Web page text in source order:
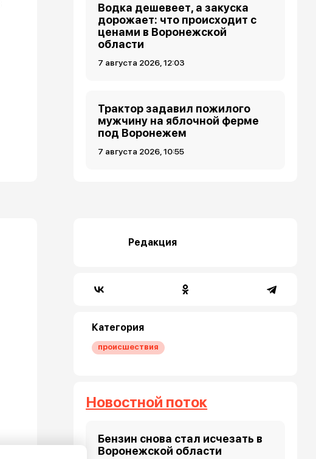
Водка дешевеет, а закуска
дорожает: что происходит с
ценами в Воронежской
области
7 августа 2026, 12:03
Трактор задавил пожилого
мужчину на яблочной ферме
под Воронежем
7 августа 2026, 10:55
Редакция
Категория
происшествия
Новостной поток
Бензин снова стал исчезать в
Воронежской области